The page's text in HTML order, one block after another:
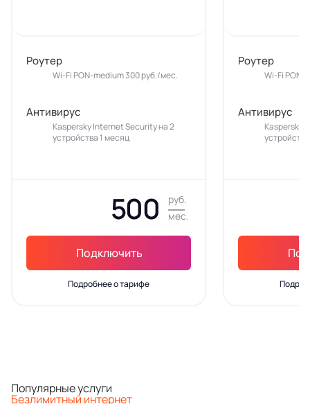
Роутер
Wi-Fi PON-medium 300 руб./мес.
Антивирус
Kaspersky Internet Security на 2
устройства 1 месяц
500
руб.
мес.
Подключить
Подробнее о тарифе
Роутер
Wi-Fi PON-
Антивирус
Kaspersky
Популярные услуги
Безлимитный интернет